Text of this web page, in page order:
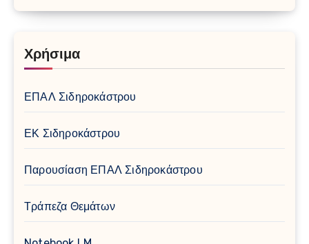
Χρήσιμα
ΕΠΑΛ Σιδηροκάστρου
ΕΚ Σιδηροκάστρου
Παρουσίαση ΕΠΑΛ Σιδηροκάστρου
Τράπεζα Θεμάτων